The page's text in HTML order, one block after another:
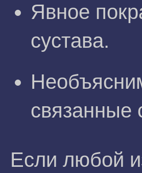
Явное
сустава.
связанные
Если любой